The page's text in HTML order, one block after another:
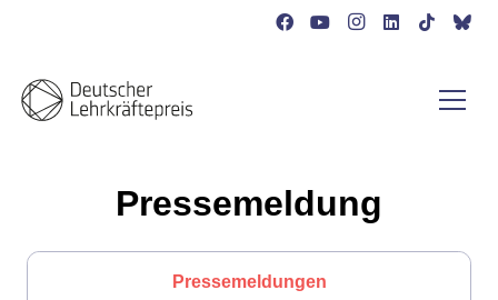
Pressemeldung
Pressemeldungen